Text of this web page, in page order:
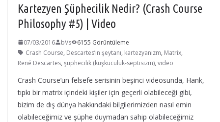
Kartezyen Şüphecilik Nedir? (Crash Course
Philosophy #5) | Video
07/03/2016 bVs
6155 Görüntüleme
Crash Course, Descartes’ın şeytanı, kartezyanizm, Matrix,
René Descartes, şüphecilik (kuşkuculuk-septisizm), video
Crash Course’un felsefe serisinin beşinci videosunda, Hank,
tıpkı bir matrix içindeki kişiler için geçerli olabileceği gibi,
bizim de dış dünya hakkındaki bilgilerimizden nasıl emin
olabileceğimiz ve şüphe duymadan sahip olabileceğimiz